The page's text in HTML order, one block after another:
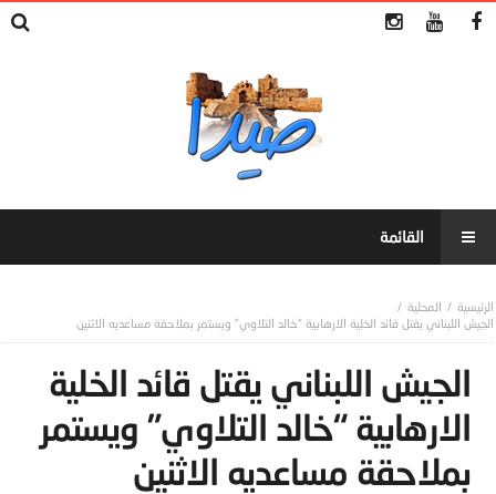
المحلية
الجيش اللبناني يقتل قائد الخلية الارهابية “خالد التلاوي” ويستمر بملاحقة مساعديه الاثنين
الجيش اللبناني يقتل قائد الخلية
الارهابية “خالد التلاوي” ويستمر
بملاحقة مساعديه الاثنين